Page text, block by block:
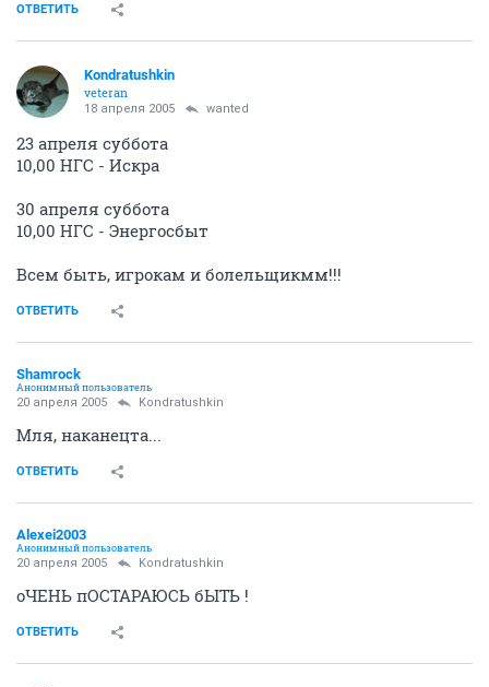
ОТВЕТИТЬ
Kondratushkin
veteran
18 апреля 2005 wanted
23 апреля суббота
10,00 НГС - Искра
30 апреля суббота
10,00 НГС - Энергосбыт
Всем быть, игрокам и болельщикмм!!!
ОТВЕТИТЬ
Shamrock
Анонимный пользователь
20 апреля 2005 Kondratushkin
Мля, наканецта...
ОТВЕТИТЬ
Alexei2003
Анонимный пользователь
20 апреля 2005 Kondratushkin
оЧЕНЬ пОСТАРАЮСЬ бЫТЬ !
ОТВЕТИТЬ